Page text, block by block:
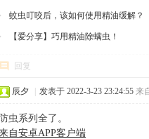
蚊虫叮咬后，该如何使用精油缓解？
【爱分享】巧用精油除螨虫！
回复
辰夕 发表于 2022-3-23 23:24:55 来
防虫系列全了。
自安卓APP客户端